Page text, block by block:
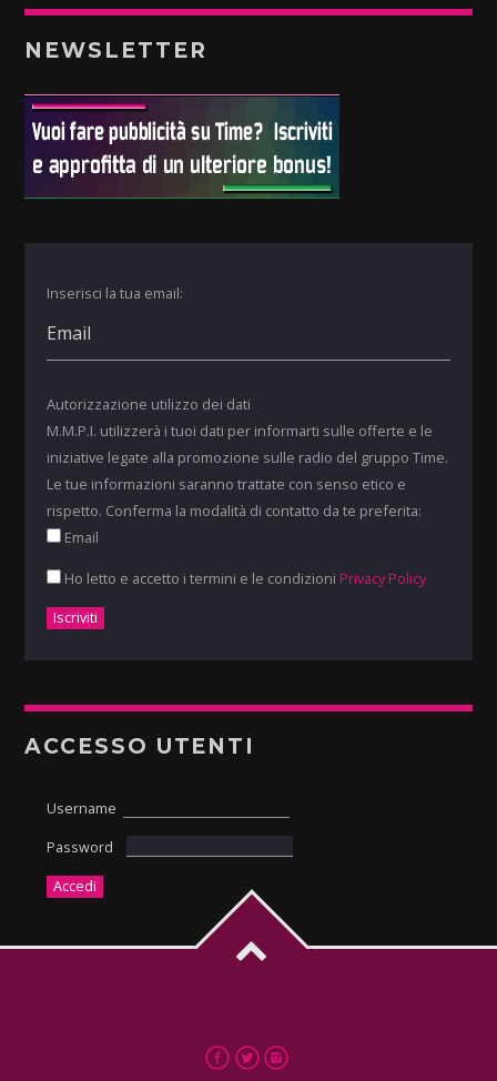
NEWSLETTER
Inserisci la tua email:
Autorizzazione utilizzo dei dati
M.M.P.I. utilizzerà i tuoi dati per informarti sulle offerte e le
iniziative legate alla promozione sulle radio del gruppo Time.
Le tue informazioni saranno trattate con senso etico e
rispetto. Conferma la modalità di contatto da te preferita:
Email
Ho letto e accetto i termini e le condizioni Privacy Policy
ACCESSO UTENTI
Username
Password